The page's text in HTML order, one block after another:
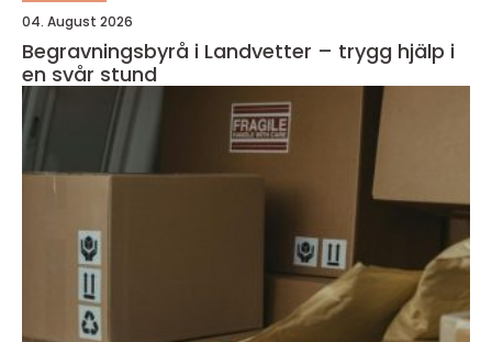
04. August 2026
Begravningsbyrå i Landvetter – trygg hjälp i
en svår stund